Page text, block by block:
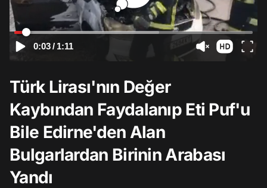
0:03/ 1:11
Türk Lirası'nın Değer
Kaybından Faydalanıp Eti Puf'u
Bile Edirne'den Alan
Bulgarlardan Birinin Arabası
Yandı